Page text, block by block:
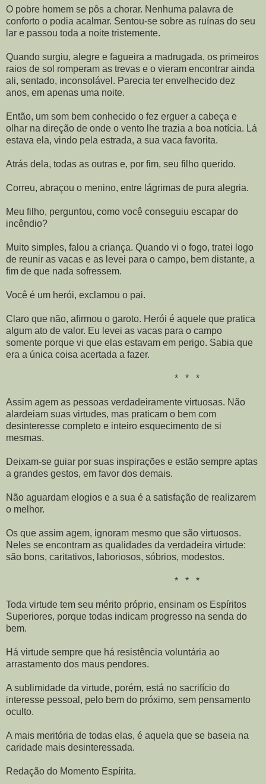
O pobre homem se pôs a chorar. Nenhuma palavra de
conforto o podia acalmar. Sentou-se sobre as ruínas do seu
lar e passou toda a noite tristemente.
Quando surgiu, alegre e fagueira a madrugada, os primeiros
raios de sol romperam as trevas e o vieram encontrar ainda
ali, sentado, inconsolável. Parecia ter envelhecido dez
anos, em apenas uma noite.
Então, um som bem conhecido o fez erguer a cabeça e
olhar na direção de onde o vento lhe trazia a boa notícia. Lá
estava ela, vindo pela estrada, a sua vaca favorita.
Atrás dela, todas as outras e, por fim, seu filho querido.
Correu, abraçou o menino, entre lágrimas de pura alegria.
Meu filho, perguntou, como você conseguiu escapar do
incêndio?
Muito simples, falou a criança. Quando vi o fogo, tratei logo
de reunir as vacas e as levei para o campo, bem distante, a
fim de que nada sofressem.
Você é um herói, exclamou o pai.
Claro que não, afirmou o garoto. Herói é aquele que pratica
algum ato de valor. Eu levei as vacas para o campo
somente porque vi que elas estavam em perigo. Sabia que
era a única coisa acertada a fazer.
* * *
Assim agem as pessoas verdadeiramente virtuosas. Não
alardeiam suas virtudes, mas praticam o bem com
desinteresse completo e inteiro esquecimento de si
mesmas.
Deixam-se guiar por suas inspirações e estão sempre aptas
a grandes gestos, em favor dos demais.
Não aguardam elogios e a sua é a satisfação de realizarem
o melhor.
Os que assim agem, ignoram mesmo que são virtuosos.
Neles se encontram as qualidades da verdadeira virtude:
são bons, caritativos, laboriosos, sóbrios, modestos.
* * *
Toda virtude tem seu mérito próprio, ensinam os Espíritos
Superiores, porque todas indicam progresso na senda do
bem.
Há virtude sempre que há resistência voluntária ao
arrastamento dos maus pendores.
A sublimidade da virtude, porém, está no sacrifício do
interesse pessoal, pelo bem do próximo, sem pensamento
oculto.
A mais meritória de todas elas, é aquela que se baseia na
caridade mais desinteressada.
Redação do Momento Espírita.